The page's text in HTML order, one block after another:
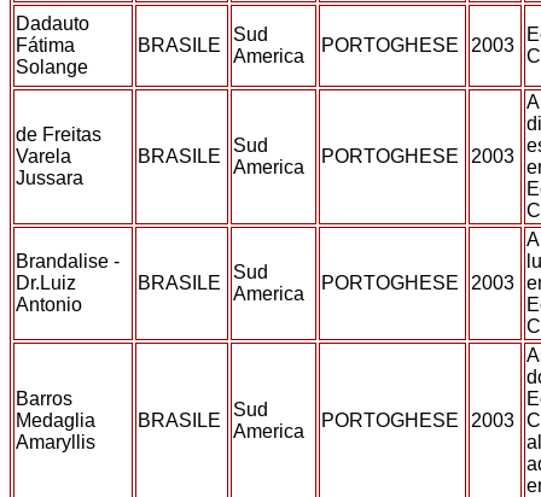
Dadauto
Fátima
Solange
BRASILE
Sud
America
PORTOGHESE 2003
de Freitas
Varela
Jussara
BRASILE
Sud
America
PORTOGHESE 2003
Brandalise -
Dr.Luiz
Antonio
BRASILE
Sud
America
PORTOGHESE 2003
Barros
Medaglia
Amaryllis
BRASILE
Sud
America
PORTOGHESE 2003